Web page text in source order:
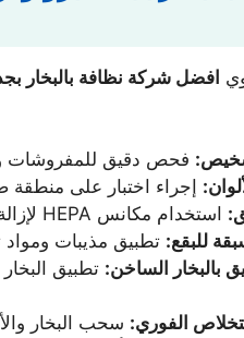
افضل شركة نظافة بالبخار
فحص دقيق للمفروشات
إجراء اختبار على
استخدام مكانس HEPA لإزالة الغبار الجاف والأتربة من عمق النسيج.
للبقع: تطبيق مذيبات
بالبخار الساخن: تطبيق
الفوري: سحب البخار